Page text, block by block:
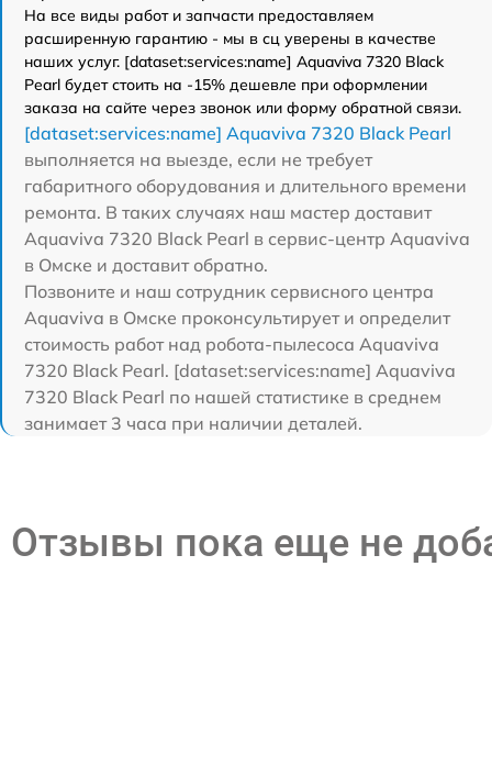
На все виды работ и запчасти предоставляем
расширенную гарантию - мы в сц уверены в качестве
наших услуг. [dataset:services:name] Aquaviva 7320 Black
Pearl будет стоить на -15% дешевле при оформлении
заказа на сайте через звонок или форму обратной связи.
[dataset:services:name] Aquaviva 7320 Black Pearl
выполняется на выезде, если не требует
габаритного оборудования и длительного времени
ремонта. В таких случаях наш мастер доставит
Aquaviva 7320 Black Pearl в сервис-центр Aquaviva
в Омске и доставит обратно.
Позвоните и наш сотрудник сервисного центра
Aquaviva в Омске проконсультирует и определит
стоимость работ над робота-пылесоса Aquaviva
7320 Black Pearl. [dataset:services:name] Aquaviva
7320 Black Pearl по нашей статистике в среднем
занимает 3 часа при наличии деталей.
Отзывы пока еще не